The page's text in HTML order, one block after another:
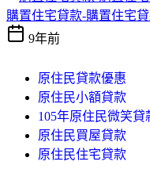
購置住宅貸款-購置住宅
9年前
原住民貸款優惠
原住民小額貸款
105年原住民微笑貸
原住民買屋貸款
原住民住宅貸款